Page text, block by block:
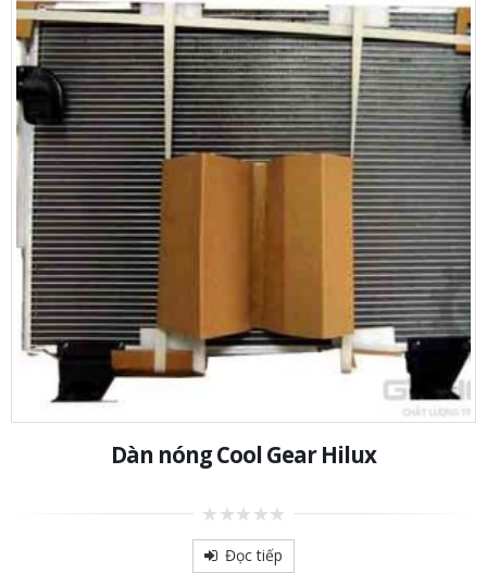
Dàn nóng Cool Gear Hilux
0
out Đọc tiếp